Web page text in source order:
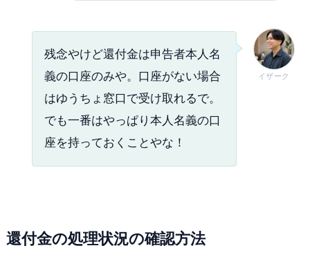
イザーク
残念やけど還付金は申告者本人名
義の口座のみや。口座がない場合
はゆうちょ窓口で受け取れるで。
でも一番はやっぱり本人名義の口
座を持っておくことやな！
還付金の処理状況の確認方法